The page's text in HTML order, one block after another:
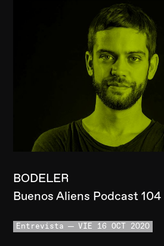
BODELER
Buenos Aliens Podcast 104
Entrevista VIE 16 OCT 2020